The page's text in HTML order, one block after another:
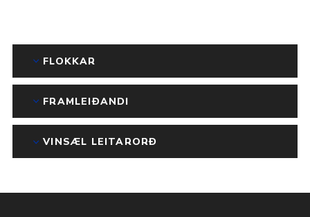
FLOKKAR
FRAMLEIÐANDI
VINSÆL LEITARORÐ